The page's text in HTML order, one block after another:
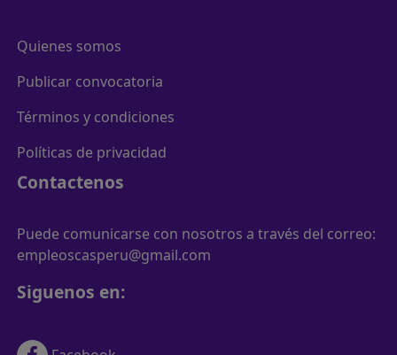
Quienes somos
Publicar convocatoria
Términos y condiciones
Políticas de privacidad
Contactenos
Puede comunicarse con nosotros a través del correo:
empleoscasperu@gmail.com
Siguenos en: